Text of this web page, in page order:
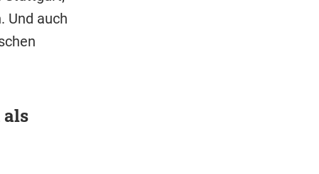
Und auch